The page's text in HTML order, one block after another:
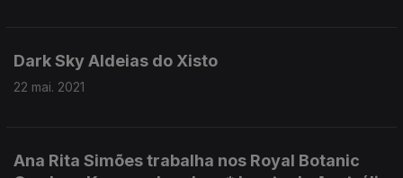
Dark Sky Aldeias do Xisto
22 mai. 2021
Ana Rita Simões trabalha nos Royal Botanic